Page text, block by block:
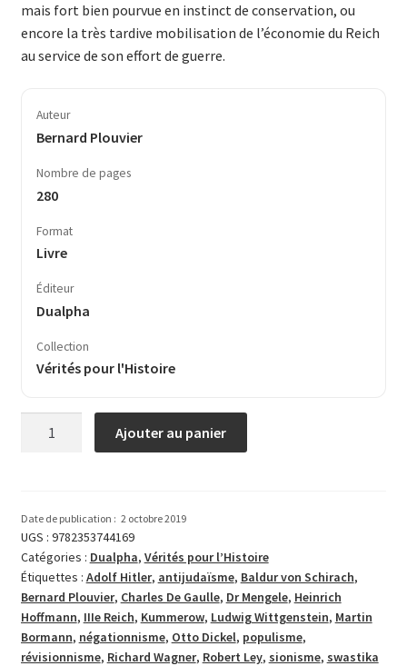
mais fort bien pourvue en instinct de conservation, ou
encore la très tardive mobilisation de l’économie du Reich
au service de son effort de guerre.
Auteur
Bernard Plouvier
Nombre de pages
280
Format
Livre
Éditeur
Dualpha
Collection
Vérités pour l'Histoire
du
IIIe
Reich
au
crible
du
non-
Ajouter au panier
Date de publication : 2 octobre 2019
UGS : 9782353744169
Catégories : Dualpha, Vérités pour l’Histoire
Étiquettes : Adolf Hitler, antiju­daïs­me, Baldur von Schirach,
Bernard Plouvier, Charles De Gaulle, Dr Mengele, Heinrich
Hoffmann, IIIe Reich, Kummerow, Ludwig Wittgenstein, Martin
Bormann, négationnisme, Otto Dickel, populisme,
révisionnisme, Richard Wagner, Robert Ley, sionisme, swastika